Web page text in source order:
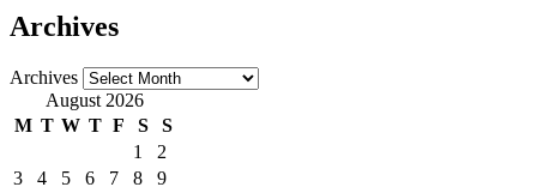
Archives
Archives
August 2026
M T W T F S
S
1
2
3
4 5 6 7 8
9